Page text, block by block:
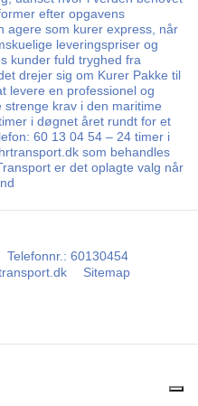
efter opgavens
agere som kurer express, når
leveringspriser og
kunder fuld tryghed fra
drejer sig om Kurer Pakke til
levere en professionel og
krav i den maritime
i døgnet året rundt for et
60 13 04 54 – 24 timer i
som behandles
er det oplagte valg når
Telefonnr.: 60130454
Sitemap